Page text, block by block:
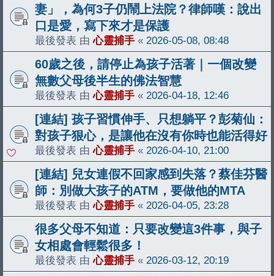
妻」，為何3子仍鬧上法院？律師嘆：說出
口是愛，寫下來才是保護
最後發表 由心靈捕手 « 2026-05-08, 08:48
60歲之後，請停止為孩子活著｜一個改變
無數父母後半生的佛法智慧
最後發表 由心靈捕手 « 2026-04-18, 12:46
[連結] 孩子習慣伸手、只想躺平？彭菊仙：
對孩子狠心，是讓他在沒有你時也能活得好
最後發表 由心靈捕手 « 2026-04-10, 21:00
[連結] 兒女連假不回家感到失落？蔡佳芬醫
師：別做大孩子的ATM，要做他的MTA
最後發表 由心靈捕手 « 2026-04-05, 23:28
很多父母不知道：只要改變這3件事，與子
女相處會輕鬆很多！
最後發表 由心靈捕手 « 2026-03-12, 20:19